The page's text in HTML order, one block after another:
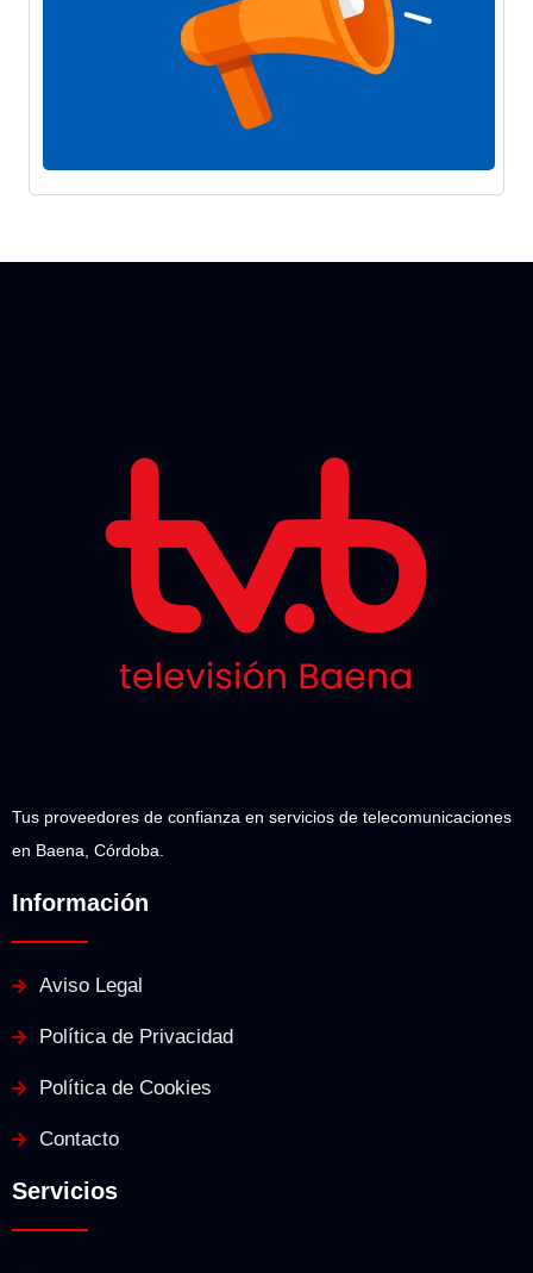
Tus proveedores de confianza en servicios de telecomunicaciones
en Baena, Córdoba.
Información
Aviso Legal
Política de Privacidad
Política de Cookies
Contacto
Servicios